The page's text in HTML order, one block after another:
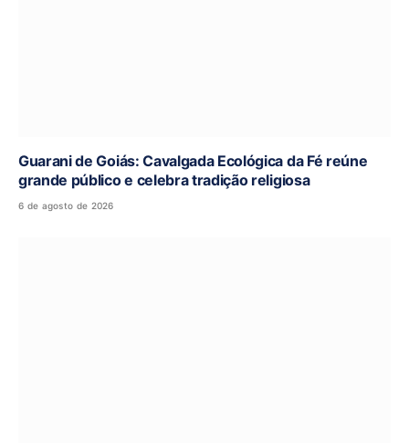
Guarani de Goiás: Cavalgada Ecológica da Fé reúne
grande público e celebra tradição religiosa
6 de agosto de 2026